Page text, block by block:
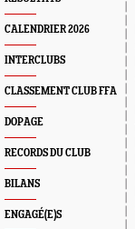
CALENDRIER 2026
INTERCLUBS
CLASSEMENT CLUB FFA
DOPAGE
RECORDS DU CLUB
BILANS
ENGAGÉ(E)S